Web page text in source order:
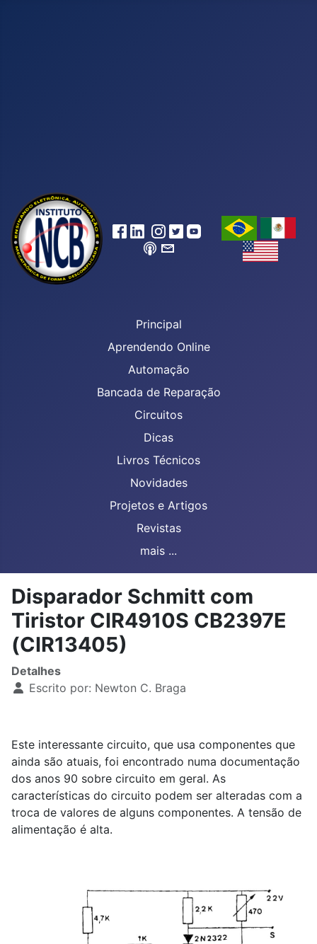
Principal
Aprendendo Online
Automação
Bancada de Reparação
Circuitos
Dicas
Livros Técnicos
Novidades
Projetos e Artigos
Revistas
mais ...
Disparador Schmitt com
Tiristor CIR4910S CB2397E
(CIR13405)
Detalhes
Escrito por: Newton C. Braga
Este interessante circuito, que usa componentes que
ainda são atuais, foi encontrado numa documentação
dos anos 90 sobre circuito em geral. As
características do circuito podem ser alteradas com a
troca de valores de alguns componentes. A tensão de
alimentação é alta.